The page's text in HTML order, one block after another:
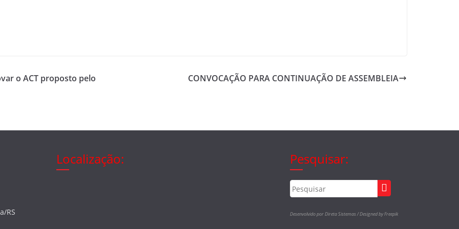
o ACT proposto pelo
CONVOCAÇÃO PARA CONTINUAÇÃO DE ASSEMBLEIA
RS
Localização: Pesquisar:
Desenvolvido por Direta Sistemas /Designed by Freepik